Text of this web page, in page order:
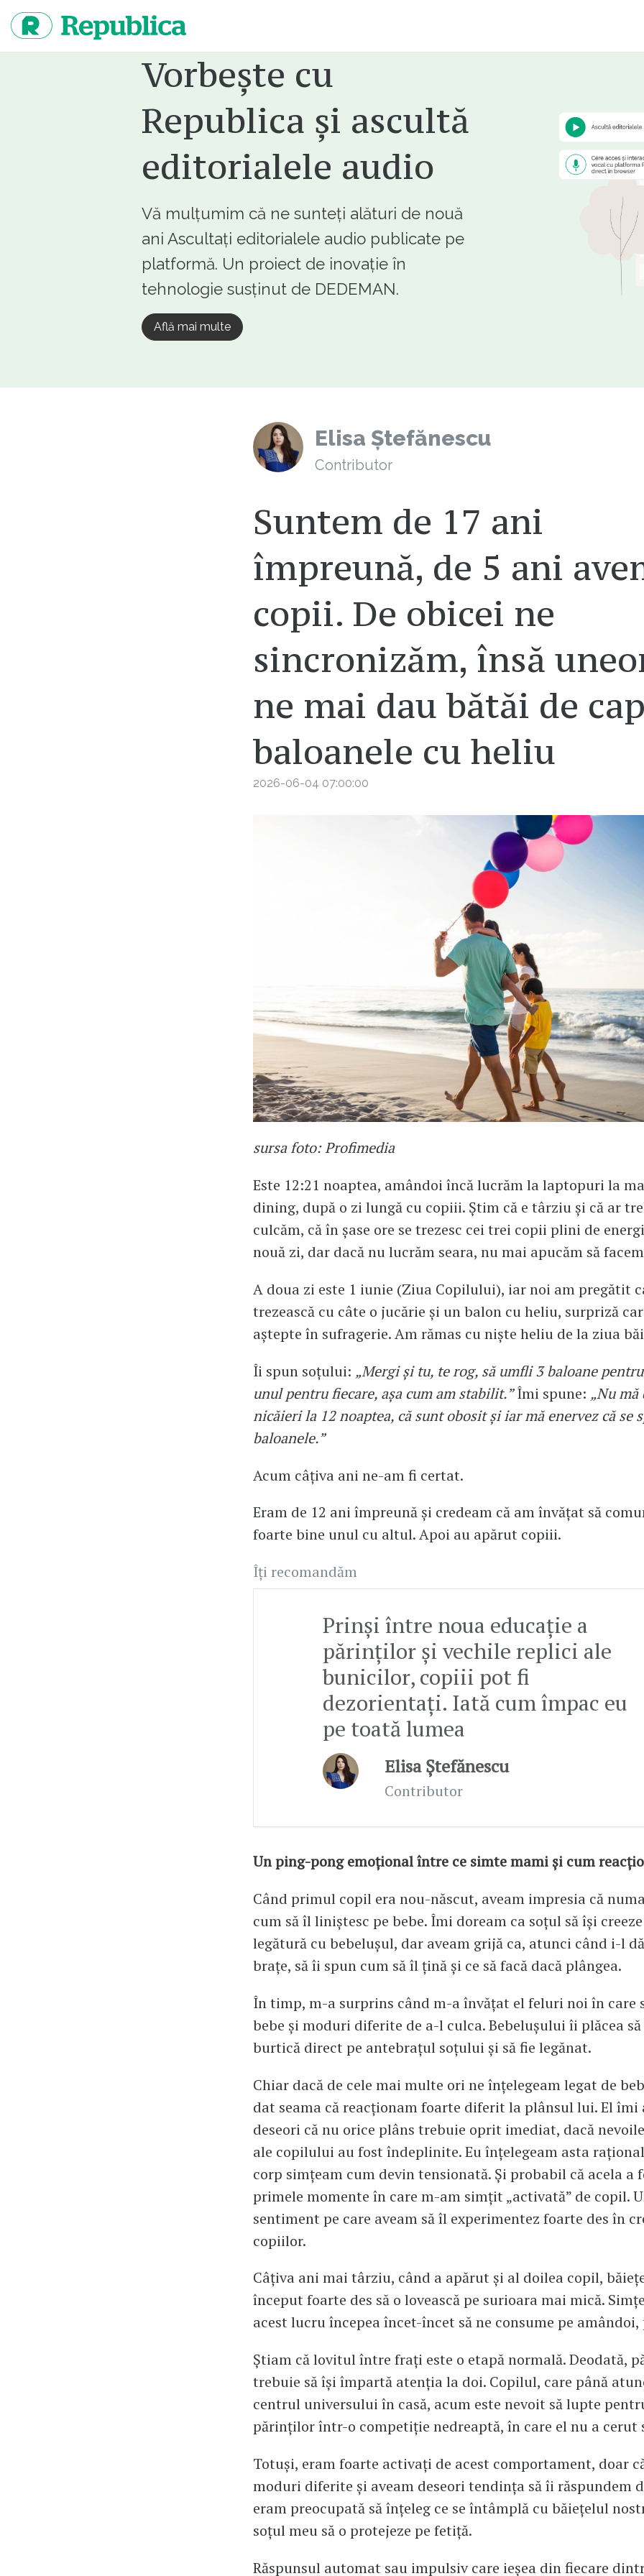
continut
Vorbește cu
Republica și ascultă
editorialele audio
Vă mulțumim că ne sunteți alături de nouă
ani Ascultați editorialele audio publicate pe
platformă. Un proiect de inovație în
tehnologie susținut de DEDEMAN.
Află mai multe
Elisa Ștefănescu
Contributor
Suntem de 17 ani
împreună, de 5 ani
copii. De obicei ne
sincronizăm, însă
ne mai dau bătăi de
baloanele cu heliu
2026-06-04 07:00:00
sursa foto: Profimedia
Este 12:21 noaptea, amândoi încă lucrăm la laptopuri la
dining, după o zi lungă cu copiii. Știm că e târziu și că ar
culcăm, că în șase ore se trezesc cei trei copii plini de
nouă zi, dar dacă nu lucrăm seara, nu mai apucăm să
A doua zi este 1 iunie (Ziua Copilului), iar noi am pregătit
trezească cu câte o jucărie și un balon cu heliu, surpriză
aștepte în sufragerie. Am rămas cu niște heliu de la ziua
Îi spun soțului: „Mergi și tu, te rog, să umfli 3 baloane
unul pentru fiecare, așa cum am stabilit.”Îmi spune: „Nu mă
nicăieri la 12 noaptea, că sunt obosit și iar mă enervez că se
baloanele.”
Acum câțiva ani ne-am fi certat.
Eram de 12 ani împreună și credeam că am învățat să
foarte bine unul cu altul. Apoi au apărut copiii.
Îți recomandăm
Prinși între noua educație a
părinților și vechile replici ale
bunicilor, copiii pot fi
dezorientați. Iată cum împac eu
pe toată lumea
Elisa Ștefănescu
Contributor
Un ping-pong emoțional între ce simte mami și cum
Când primul copil era nou-născut, aveam impresia că
cum să îl liniștesc pe bebe. Îmi doream ca soțul să își
legătură cu bebelușul, dar aveam grijă ca, atunci când i-l
brațe, să îi spun cum să îl țină și ce să facă dacă plângea.
În timp, m-a surprins când m-a învățat el feluri noi în care
bebe și moduri diferite de a-l culca. Bebelușului îi plăcea să
burtică direct pe antebrațul soțului și să fie legănat.
Chiar dacă de cele mai multe ori ne înțelegeam legat de
dat seama că reacționam foarte diferit la plânsul lui. El îmi
deseori că nu orice plâns trebuie oprit imediat, dacă
ale copilului au fost îndeplinite. Eu înțelegeam asta
corp simțeam cum devin tensionată. Și probabil că acela a
primele momente în care m-am simțit „activată” de copil.
sentiment pe care aveam să îl experimentez foarte des în
copiilor.
Câțiva ani mai târziu, când a apărut și al doilea copil,
început foarte des să o lovească pe surioara mai mică.
acest lucru începea încet-încet să ne consume pe
Știam că lovitul între frați este o etapă normală. Deodată,
trebuie să își împartă atenția la doi. Copilul, care până
centrul universului în casă, acum este nevoit să lupte
părinților într-o competiție nedreaptă, în care el nu a cerut
Totuși, eram foarte activați de acest comportament, doar
moduri diferite și aveam deseori tendința să îi răspundem
eram preocupată să înțeleg ce se întâmplă cu băiețelul
soțul meu să o protejeze pe fetiță.
Răspunsul automat sau impulsiv care ieșea din fiecare